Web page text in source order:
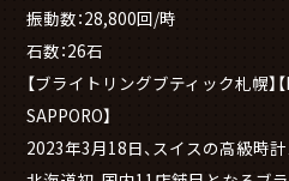
振動数：28,800回/時
石数：26石
【ブライトリングブティック札幌】
SAPPORO】
2023年3月18日、スイスの高級時